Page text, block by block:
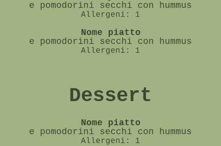
e pomodorini secchi con hummus
Allergeni: 1
Nome piatto
e pomodorini secchi con hummus
Allergeni: 1
Dessert
Nome piatto
e pomodorini secchi con hummus
Allergeni: 1